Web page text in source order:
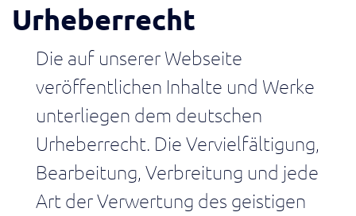
End
Wertstrom
Transparenz
vom
Lieferant
bis
zur
Lieferung
Process
Optimization
Twin
Urheberrecht
Die auf unserer Webseite
veröffentlichen Inhalte und Werke
unterliegen dem deutschen
Urheberrecht. Die Vervielfältigung,
Bearbeitung, Verbreitung und jede
Art der Verwertung des geistigen